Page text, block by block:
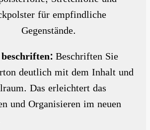
für empfindliche
Gegenstände.
Beschriften Sie
deutlich mit dem Inhalt und
Das erleichtert das
und Organisieren im neuen